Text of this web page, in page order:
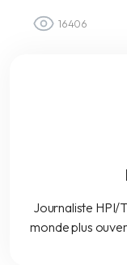
16406
Journaliste HPI/
monde plus